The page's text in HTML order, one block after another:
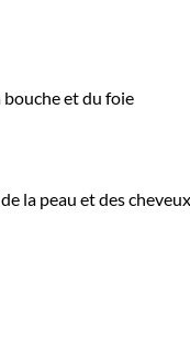
bouche et du foie
la peau et des cheveux